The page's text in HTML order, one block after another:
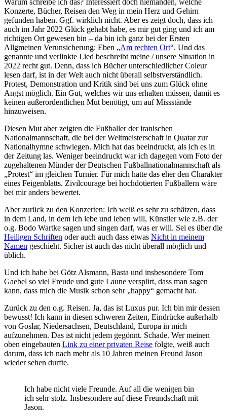
Konzerte, Bücher, Reisen den Weg in mein Herz und Gehirn
gefunden haben. Ggf. wirklich nicht. Aber es zeigt doch, dass ich
auch im Jahr 2022 Glück gehabt habe, es mir gut ging und ich am
richtigen Ort gewesen bin – da bin ich ganz bei der Ersten
Allgmeinen Verunsicherung: Eben „Am rechten Ort“. Und das
genannte und verlinkte Lied beschreibt meine / unsere Situation in
2022 recht gut. Denn, dass ich Bücher unterschiedlicher Coleur
lesen darf, ist in der Welt auch nicht überall selbstverständlich.
Protest, Demonstration und Kritik sind bei uns zum Glück ohne
Angst möglich. Ein Gut, welches wir uns erhalten müssen, damit es
keinen außerordentlichen Mut benötigt, um auf Missstände
hinzuweisen.
Diesen Mut aber zeigten die Fußballer der iranischen
Nationalmannschaft, die bei der Weltmeisterschaft in Quatar zur
Nationalhymne schwiegen. Mich hat das beeindruckt, als ich es in
der Zeitung las. Weniger beeindruckt war ich dagegen vom Foto der
zugehaltenen Münder der Deutschen Fußballnationalmannschaft als
„Protest“ im gleichen Turnier. Für mich hatte das eher den Charakter
eines Feigenblatts. Zivilcourage bei hochdotierten Fußballern wäre
bei mir anders bewertet.
Aber zurück zu den Konzerten: Ich weiß es sehr zu schätzen, dass
in dem Land, in dem ich lebe und leben will, Künstler wie z.B. der
o.g. Bodo Wartke sagen und singen darf, was er will. Sei es über die
Heiligen Schriften oder auch auch dass etwas Nicht in meinem
Namen geschieht. Sicher ist auch das nicht überall möglich und
üblich.
Und ich habe bei Götz Alsmann, Basta und insbesondere Tom
Gaebel so viel Freude und gute Laune verspürt, dass man sagen
kann, dass mich die Musik schon sehr „happy“ gemacht hat.
Zurück zu den o.g. Reisen. Ja, das ist Luxus pur. Ich bin mir dessen
bewusst! Ich kann in diesen schweren Zeiten, Eindrücke außerhalb
von Goslar, Niedersachsen, Deutschland, Europa in mich
aufzunehmen. Das ist nicht jedem gegönnt. Schade. Wer meinen
oben eingebauten Link zu einer privaten Reise folgte, weiß auch
darum, dass ich nach mehr als 10 Jahren meinen Freund Jason
wieder sehen durfte.
Ich habe nicht viele Freunde. Auf all die wenigen bin
ich sehr stolz. Insbesondere auf diese Freundschaft mit
Jason.